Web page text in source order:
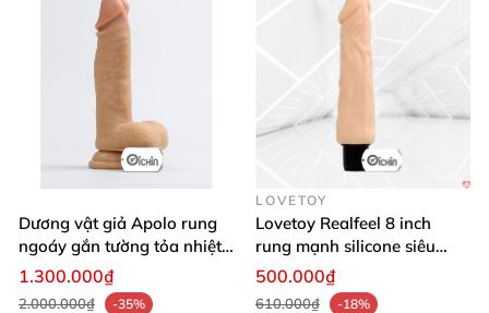
Dương vật giả Apolo rung
ngoáy gắn tường tỏa nhiệt
đa chế độ
1.300.000₫
2.000.000₫
-35%
LOVETOY
Lovetoy Realfeel 8 inch
rung mạnh silicone siêu
mềm
500.000₫
610.000₫
-18%